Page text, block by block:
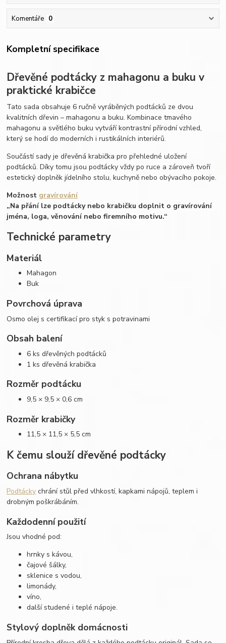
Komentáře 0
Kompletní specifikace
Dřevěné podtácky z mahagonu a buku v
praktické krabičce
Tato sada obsahuje 6 ručně vyráběných podtácků ze dvou
kvalitních dřevin – mahagonu a buku. Kombinace tmavého
mahagonu a světlého buku vytváří kontrastní přírodní vzhled,
který se hodí do moderních i rustikálních interiérů.
Součástí sady je dřevěná krabička pro přehledné uložení
podtácků. Díky tomu jsou podtácky vždy po ruce a zároveň tvoří
estetický doplněk jídelního stolu, kuchyně nebo obývacího pokoje.
Možnost gravírování
„Na přání lze podtácky nebo krabičku doplnit o gravírování
jména, loga, věnování nebo firemního motivu.“
Technické parametry
Materiál
Mahagon
Buk
Povrchová úprava
Osmo olej s certifikací pro styk s potravinami
Obsah balení
6 ks dřevěných podtácků
1 ks dřevěná krabička
Rozměr podtácku
9,5 × 9,5 × 0,6 cm
Rozměr krabičky
11,5 × 11,5 × 5,5 cm
K čemu slouží dřevěné podtácky
Ochrana nábytku
Podtácky chrání stůl před vlhkostí, kapkami nápojů, teplem i
drobným poškrábáním.
Každodenní použití
Jsou vhodné pod:
hrnky s kávou,
čajové šálky,
sklenice s vodou,
limonády,
víno,
další studené i teplé nápoje.
Stylový doplněk domácnosti